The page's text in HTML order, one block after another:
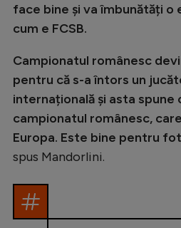
face bine și va îmbunătăți o
cum e FCSB.
Campionatul românesc
pentru că s-a întors un
internațională și asta spune
campionatul românesc,
Europa. Este bine pentru
spus Mandorlini.